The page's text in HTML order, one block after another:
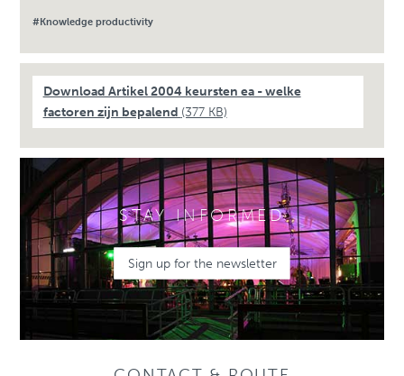
#Knowledge productivity
Download Artikel 2004 keursten ea - welke
factoren zijn bepalend (377 KB)
STAY INFORMED
Sign up for the newsletter